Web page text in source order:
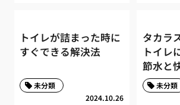
トイレが詰まった時に
すぐできる解決法
2024.10.26
未分類
タカラ
トイレ
節水と
未分類